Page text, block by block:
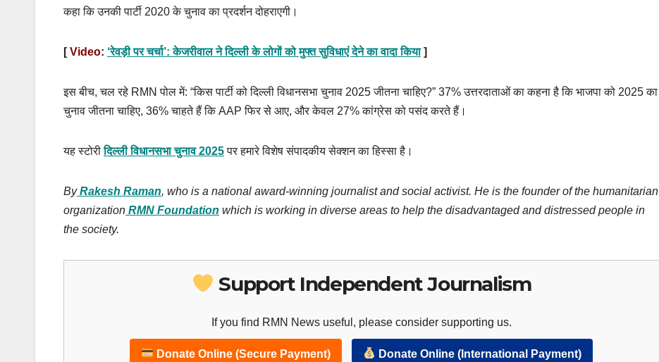
कहा कि उनकी पार्टी 2020 के चुनाव का प्रदर्शन दोहराएगी।
[Video: ‘रेवड़ी पर चर्चा’: केजरीवाल ने दिल्ली के लोगों को मुफ्त सुविधाएं देने का वादा किया]
इस बीच, चल रहे RMN पोल में: “किस पार्टी को दिल्ली विधानसभा चुनाव 2025 जीतना चाहिए?” 37% उत्तरदाताओं का कहना है कि भाजपा को 2025 का
चुनाव जीतना चाहिए, 36% चाहते हैं कि AAP फिर से आए, और केवल 27% कांग्रेस को पसंद करते हैं।
यह स्टोरीदिल्ली विधानसभा चुनाव 2025पर हमारे विशेष संपादकीय सेक्शन का हिस्सा है।
By Rakesh Raman, who is a national award-winning journalist and social activist. He is the founder of the humanitarian
organization RMN Foundation which is working in diverse areas to help the disadvantaged and distressed people in
the society.
Support Independent Journalism
If you find RMN News useful, please consider supporting us.
Donate Online (Secure Payment) Donate Online (International Payment)